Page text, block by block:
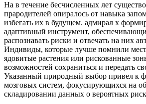
На в течение бесчисленных лет
прародителей опиралось от навыка
избегать их в будущем. адмирал х
адаптивный инструмент,
распознавать риски и отвечать на них
Индивиды, которые лучше помнили
ядовитые растения или рискованные
возможностей сохраниться и передать
Указанный природный выбор привел к
мозговых систем, фокусирующихся на
складировании данных о вероятных